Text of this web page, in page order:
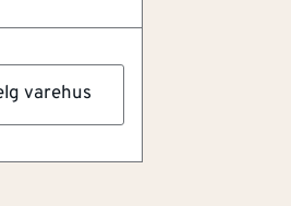
varehus
Hjørnestift for